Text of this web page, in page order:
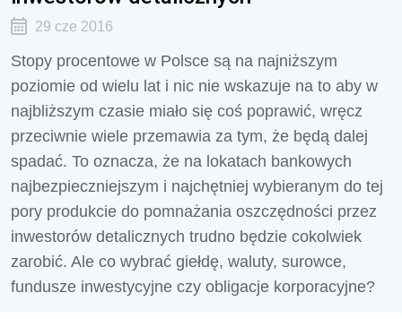
29 cze 2016
Stopy procentowe w Polsce są na najniższym
poziomie od wielu lat i nic nie wskazuje na to aby w
najbliższym czasie miało się coś poprawić, wręcz
przeciwnie wiele przemawia za tym, że będą dalej
spadać. To oznacza, że na lokatach bankowych
najbezpieczniejszym i najchętniej wybieranym do tej
pory produkcie do pomnażania oszczędności przez
inwestorów detalicznych trudno będzie cokolwiek
zarobić. Ale co wybrać giełdę, waluty, surowce,
fundusze inwestycyjne czy obligacje korporacyjne?